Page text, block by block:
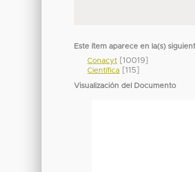
Este ítem aparece en la(s)
Conacyt [10019]
Científica [115]
Visualización del Documento